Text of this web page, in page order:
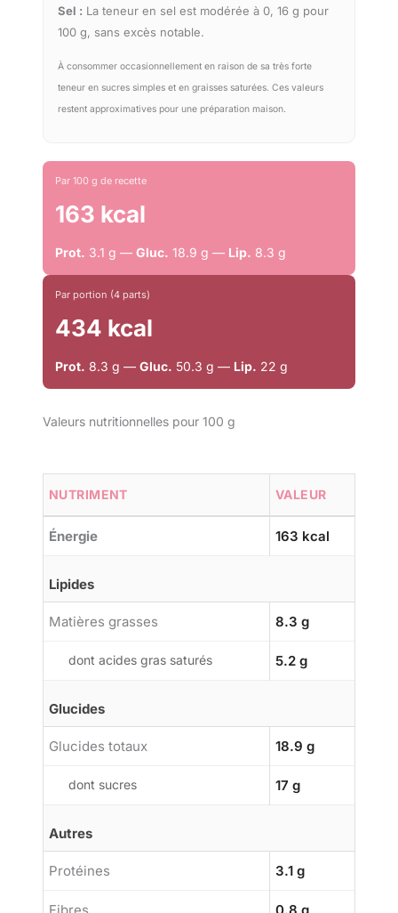
Sel : La teneur en sel est modérée à 0, 16 g pour
100 g, sans excès notable.
À consommer occasionnellement en raison de sa très forte
teneur en sucres simples et en graisses saturées. Ces valeurs
restent approximatives pour une préparation maison.
Par 100 g de recette
163 kcal
Prot. 3.1 g — Gluc. 18.9 g — Lip. 8.3 g
Par portion (4 parts)
434 kcal
Prot. 8.3 g — Gluc. 50.3 g — Lip. 22 g
Valeurs nutritionnelles pour 100 g
NUTRIMENT VALEUR
Énergie 163 kcal
Lipides
Matières grasses 8.3 g
dont acides gras saturés 5.2 g
Glucides
Glucides totaux 18.9 g
dont sucres 17 g
Autres
Protéines 3.1 g